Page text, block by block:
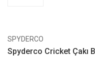
SPYDERCO
Spyderco Cricket Çakı